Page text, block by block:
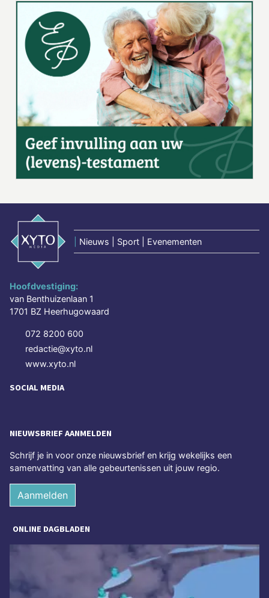
Nieuws | Sport | Evenementen
Hoofdvestiging:
van Benthuizenlaan 1
1701 BZ Heerhugowaard
072 8200 600
redactie@xyto.nl
www.xyto.nl
SOCIAL MEDIA
NIEUWSBRIEF AANMELDEN
Schrijf je in voor onze nieuwsbrief en krijg wekelijks een
samenvatting van alle gebeurtenissen uit jouw regio.
Aanmelden
ONLINE DAGBLADEN